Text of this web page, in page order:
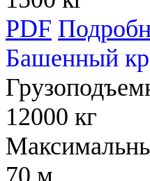
PDF
Башенный
12000 кг